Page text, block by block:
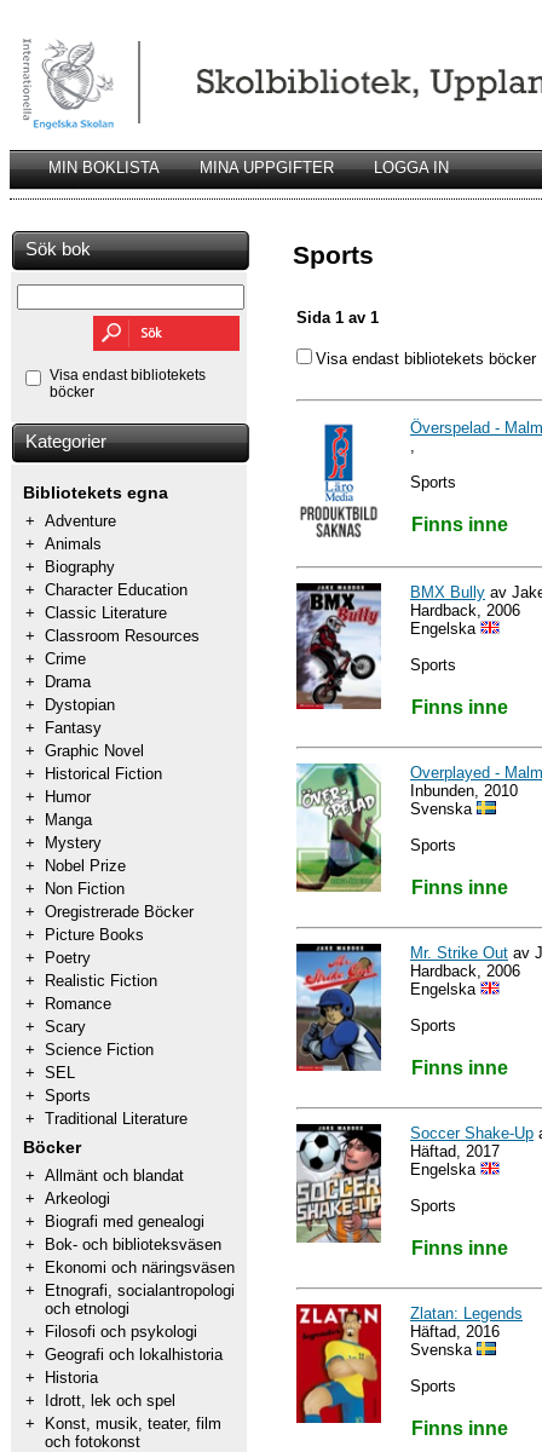
MIN BOKLISTA MINA UPPGIFTER LOGGA IN
Sök bok
Visa endast bibliotekets
böcker
Kategorier
Bibliotekets egna
+ Adventure
+ Animals
+
Biography
+ Character Education
+ Classic Literature
+ Classroom Resources
+ Crime
+
Drama
+
Dystopian
+
Fantasy
+ Graphic Novel
+
Historical Fiction
+
Humor
+
Manga
+
Mystery
+
Nobel Prize
+
Non Fiction
+ Oregistrerade Böcker
+
Picture Books
+
Poetry
+
Realistic Fiction
+
Romance
+ Scary
+ Science Fiction
+ SEL
+ Sports
+ Traditional Literature
Böcker
+ Allmänt och blandat
+ Arkeologi
+
Biografi med genealogi
+
Bok- och biblioteksväsen
+
Ekonomi och näringsväsen
+
Etnografi, socialantropologi
och etnologi
+
Filosofi och psykologi
+ Geografi och lokalhistoria
+
Historia
+
Idrott, lek och spel
+
Konst, musik, teater, film
och fotokonst
Sports
Sida 1 av 1
Visa endast bibliotekets böcker
Överspelad -
Sports
Finns inne
BMX Bully av
Hardback, 2006
Engelska
Sports
Finns inne
Overplayed -
Inbunden, 2010
Svenska
Sports
Finns inne
Mr. Strike Out av
Hardback, 2006
Engelska
Sports
Finns inne
Soccer Shake-Up
Häftad, 2017
Engelska
Sports
Finns inne
Zlatan: Legends
Häftad, 2016
Svenska
Sports
Finns inne